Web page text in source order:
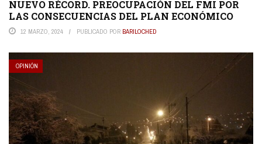
NUEVO RÉCORD. PREOCUPACIÓN DEL FMI POR
LAS CONSECUENCIAS DEL PLAN ECONÓMICO
12 MARZO, 2024 PUBLICADO POR BARILOCHED
OPINIÓN